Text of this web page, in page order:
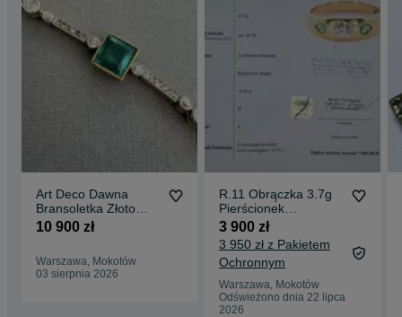
Art Deco Dawna
Bransoletka Złoto
Platyna 10 g
certyfikat
10 900 zł
Warszawa, Mokotów
03 sierpnia 2026
R.11 Obrączka 3.7g
Pierścionek
Szmaragdy Brylant
0.25ct Złoto 750
WYCENA 7000zł
3 900 zł
3 950 zł z Pakietem
Ochronnym
Warszawa, Mokotów
Odświeżono dnia 22 lipca
2026